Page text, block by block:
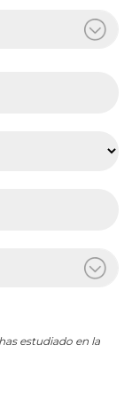
estudiado en la